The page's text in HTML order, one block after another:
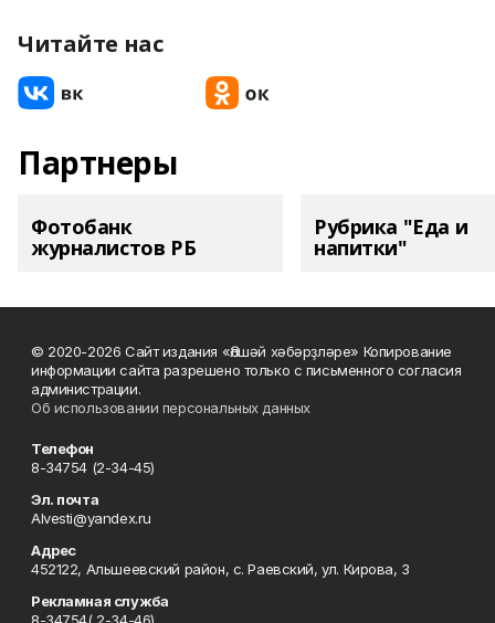
Читайте нас
Партнеры
Фотобанк
журналистов РБ
Рубрика "Еда и
напитки"
© 2020-2026 Сайт издания «Әлшәй хәбәрҙләре» Копирование
информации сайта разрешено только с письменного согласия
администрации.
Об использовании персональных данных
Телефон
8-34754 (2-34-45)
Эл. почта
Alvesti@yandex.ru
Адрес
452122, Альшеевский район, с. Раевский, ул. Кирова, 3
Рекламная служба